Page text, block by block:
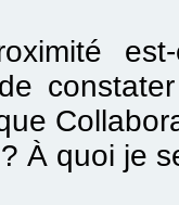
À quoi je